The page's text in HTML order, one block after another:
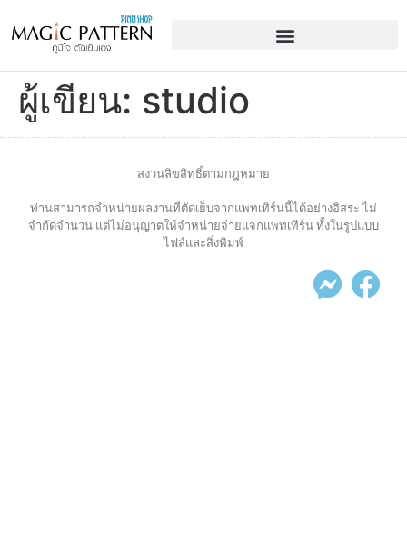
ผู้เขียน: studio
สงวนลิขสิทธิ์ตามกฎหมาย
ท่านสามารถจำหน่ายผลงานที่ตัดเย็บจากแพทเทิร์นนี้ได้อย่างอิสระ ไม่
จำกัดจำนวน แต่ไม่อนุญาตให้จำหน่ายจ่ายแจกแพทเทิร์น ทั้งในรูปแบบ
ไฟล์และสิ่งพิมพ์